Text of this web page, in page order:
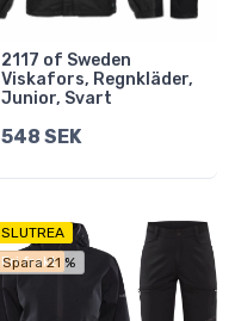
2117 of Sweden
Viskafors, Regnkläder,
Junior, Svart
548 SEK
SLUTREA
Fri frakt
Spara 21 %